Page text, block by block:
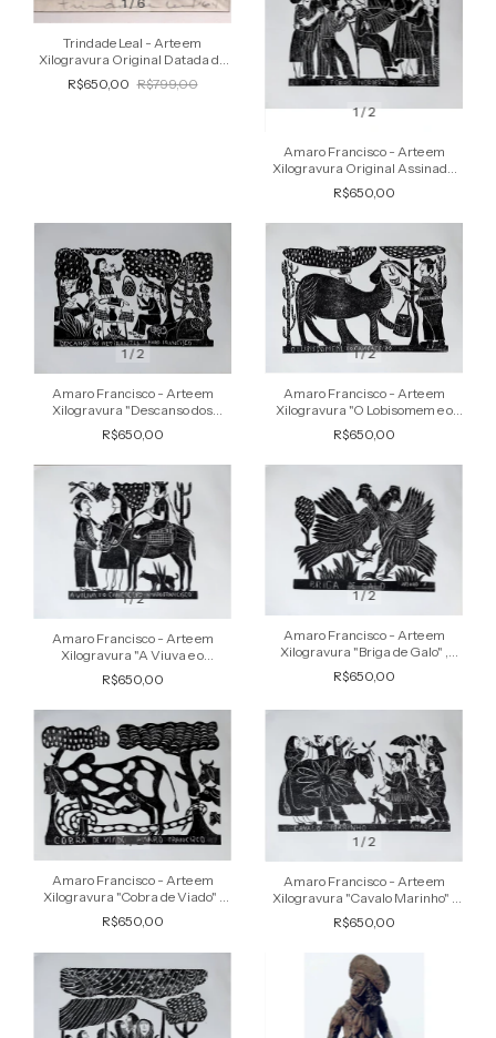
Trindade Leal - Arte em
Xilogravura Original Datada de
R$650,00 R$799,00
1/2
Amaro Francisco - Arte em
Xilogravura Original Assinada
na Chapa
R$650,00
1 /2
Amaro Francisco - Arte em
Xilogravura "Descanso dos
Retirantes" , Original Assinada
na Chapa
R$650,00
1/2
Amaro Francisco - Arte em
Xilogravura "O Lobisomem e o
Cangaceiro" , Original Assinada
na Chapa
R$650,00
1/2
Amaro Francisco - Arte em
Xilogravura "A Viuva e o
Cangaceiro" , Original Assinada
na Chapa
R$650,00
1/2
Amaro Francisco - Arte em
Xilogravura "Briga de Galo" ,
Original Assinada na Chapa
R$650,00
1/2
Amaro Francisco - Arte em
Xilogravura "Cobra de Viado" ,
Original Assinada na Chapa
R$650,00
1 /2
Amaro Francisco - Arte em
Xilogravura "Cavalo Marinho" ,
Original Assinada na Chapa
R$650,00